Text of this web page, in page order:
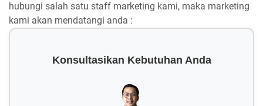
hubungi salah satu staff marketing kami, maka marketing
kami akan mendatangi anda :
Konsultasikan Kebutuhan Anda